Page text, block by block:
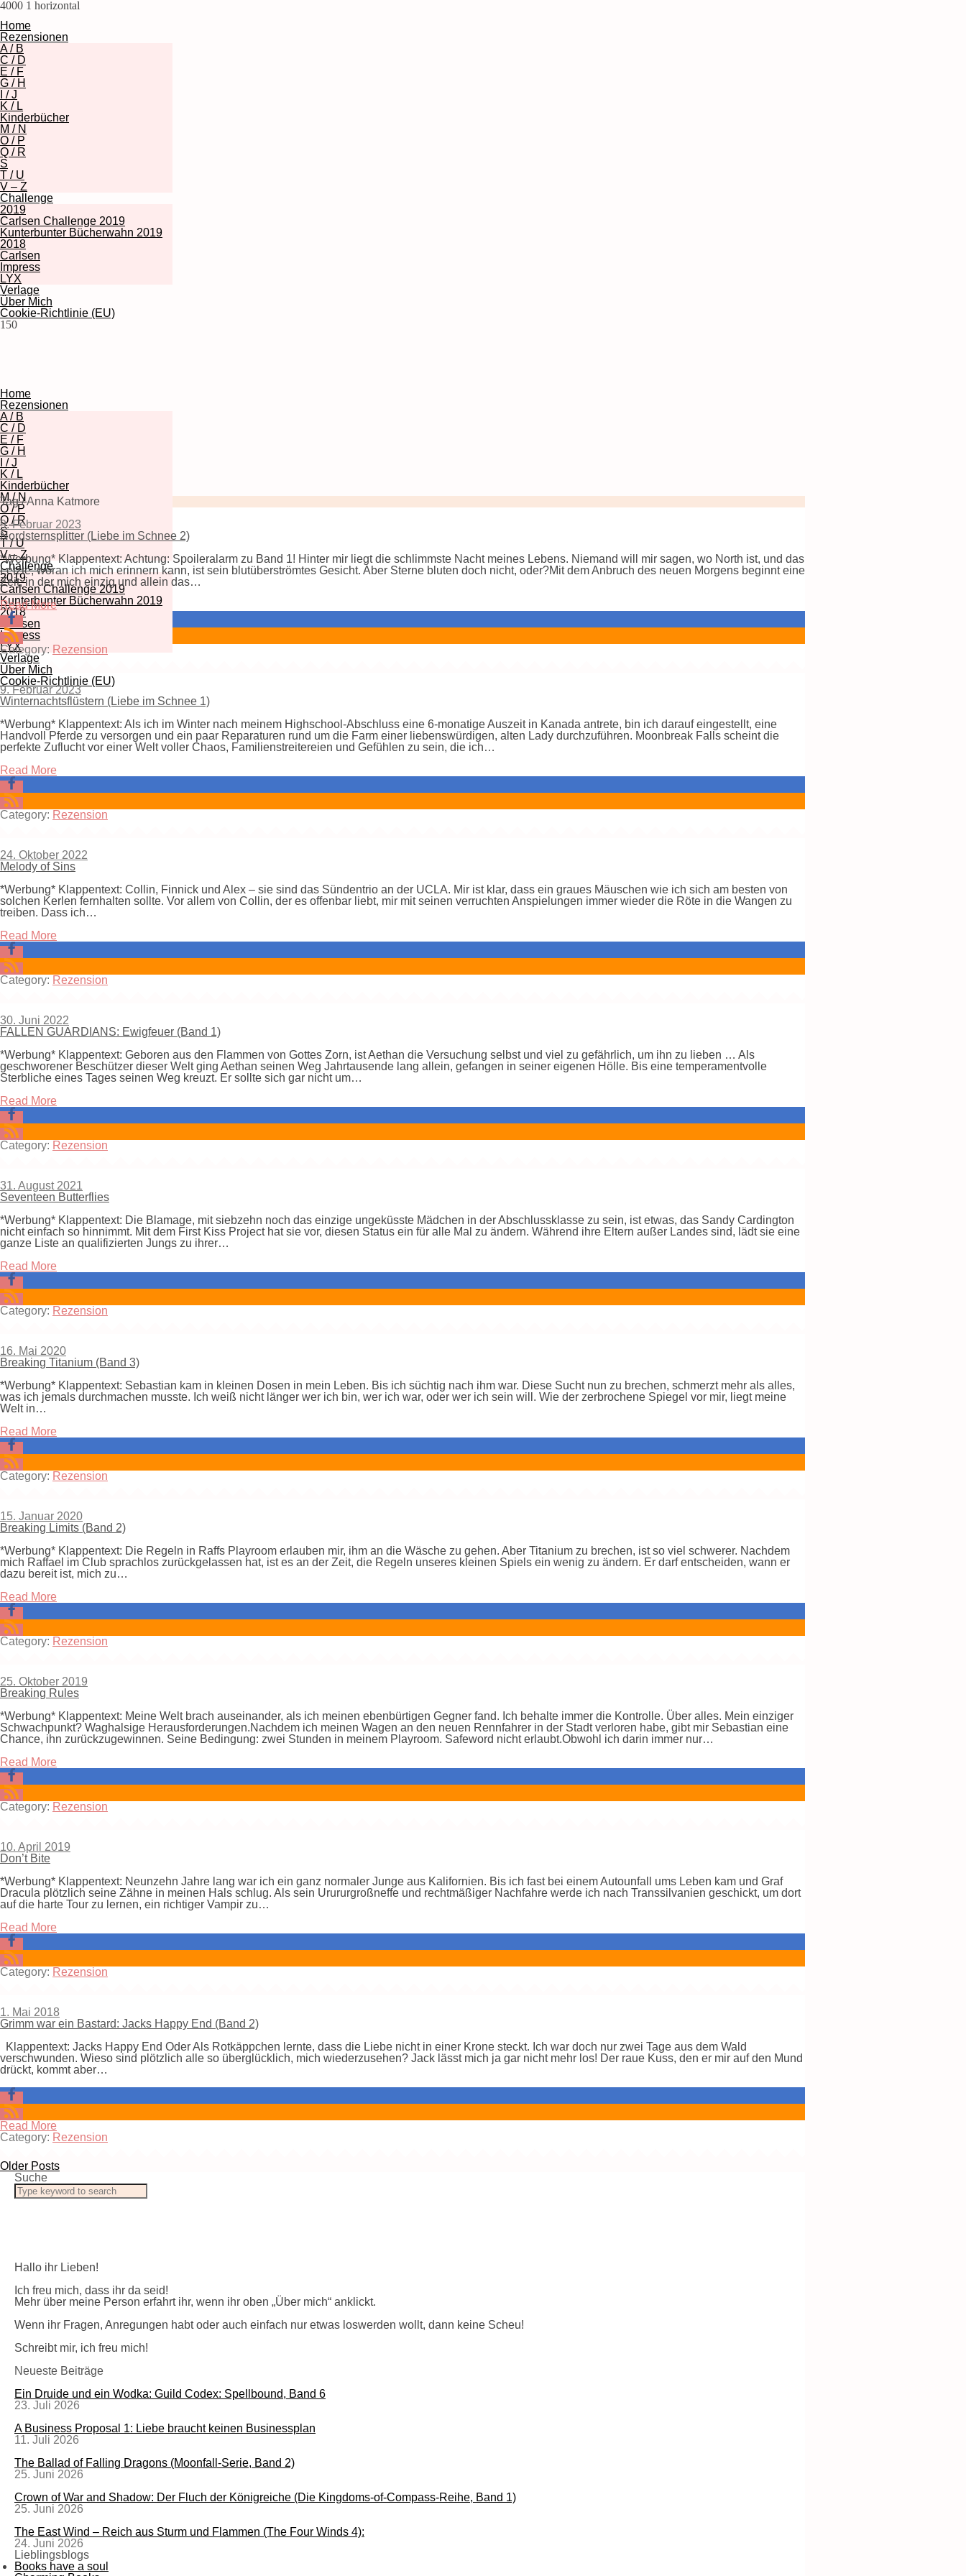
4000 1 horizontal
Home
Rezensionen
A / B
C / D
E / F
G / H
I / J
K / L
Kinderbücher
M / N
O / P
Q / R
S
T / U
V – Z
Challenge
2019
Carlsen Challenge 2019
Kunterbunter Bücherwahn 2019
2018
Carlsen
Impress
LYX
Verlage
Über Mich
Cookie-Richtlinie (EU)
150
Home
Rezensionen
A / B
C / D
E / F
G / H
I / J
K / L
Kinderbücher
M / N
O / P
Q / R
S
T / U
V – Z
Challenge
2019
Carlsen Challenge 2019
Kunterbunter Bücherwahn 2019
2018
Carlsen
Impress
LYX
Verlage
Über Mich
Cookie-Richtlinie (EU)
Tag / Anna Katmore
9. Februar 2023
Nordsternsplitter (Liebe im Schnee 2)
*Werbung* Klappentext: Achtung: Spoileralarm zu Band 1! Hinter mir liegt die schlimmste Nacht meines Lebens. Niemand will mir sagen, wo North ist, und das
Letzte, woran ich mich erinnern kann, ist sein blutüberströmtes Gesicht. Aber Sterne bluten doch nicht, oder?Mit dem Anbruch des neuen Morgens beginnt eine
Zeit, in der mich einzig und allein das…
Read More
Category: Rezension
9. Februar 2023
Winternachtsflüstern (Liebe im Schnee 1)
*Werbung* Klappentext: Als ich im Winter nach meinem Highschool-Abschluss eine 6-monatige Auszeit in Kanada antrete, bin ich darauf eingestellt, eine
Handvoll Pferde zu versorgen und ein paar Reparaturen rund um die Farm einer liebenswürdigen, alten Lady durchzuführen. Moonbreak Falls scheint die
perfekte Zuflucht vor einer Welt voller Chaos, Familienstreitereien und Gefühlen zu sein, die ich…
Read More
Category: Rezension
24. Oktober 2022
Melody of Sins
*Werbung* Klappentext: Collin, Finnick und Alex – sie sind das Sündentrio an der UCLA. Mir ist klar, dass ein graues Mäuschen wie ich sich am besten von
solchen Kerlen fernhalten sollte. Vor allem von Collin, der es offenbar liebt, mir mit seinen verruchten Anspielungen immer wieder die Röte in die Wangen zu
treiben. Dass ich…
Read More
Category: Rezension
30. Juni 2022
FALLEN GUARDIANS: Ewigfeuer (Band 1)
*Werbung* Klappentext: Geboren aus den Flammen von Gottes Zorn, ist Aethan die Versuchung selbst und viel zu gefährlich, um ihn zu lieben … Als
geschworener Beschützer dieser Welt ging Aethan seinen Weg Jahrtausende lang allein, gefangen in seiner eigenen Hölle. Bis eine temperamentvolle
Sterbliche eines Tages seinen Weg kreuzt. Er sollte sich gar nicht um…
Read More
Category: Rezension
31. August 2021
Seventeen Butterflies
*Werbung* Klappentext: Die Blamage, mit siebzehn noch das einzige ungeküsste Mädchen in der Abschlussklasse zu sein, ist etwas, das Sandy Cardington
nicht einfach so hinnimmt. Mit dem First Kiss Project hat sie vor, diesen Status ein für alle Mal zu ändern. Während ihre Eltern außer Landes sind, lädt sie eine
ganze Liste an qualifizierten Jungs zu ihrer…
Read More
Category: Rezension
16. Mai 2020
Breaking Titanium (Band 3)
*Werbung* Klappentext: Sebastian kam in kleinen Dosen in mein Leben. Bis ich süchtig nach ihm war. Diese Sucht nun zu brechen, schmerzt mehr als alles,
was ich jemals durchmachen musste. Ich weiß nicht länger wer ich bin, wer ich war, oder wer ich sein will. Wie der zerbrochene Spiegel vor mir, liegt meine
Welt in…
Read More
Category: Rezension
15. Januar 2020
Breaking Limits (Band 2)
*Werbung* Klappentext: Die Regeln in Raffs Playroom erlauben mir, ihm an die Wäsche zu gehen. Aber Titanium zu brechen, ist so viel schwerer. Nachdem
mich Raffael im Club sprachlos zurückgelassen hat, ist es an der Zeit, die Regeln unseres kleinen Spiels ein wenig zu ändern. Er darf entscheiden, wann er
dazu bereit ist, mich zu…
Read More
Category: Rezension
25. Oktober 2019
Breaking Rules
*Werbung* Klappentext: Meine Welt brach auseinander, als ich meinen ebenbürtigen Gegner fand. Ich behalte immer die Kontrolle. Über alles. Mein einziger
Schwachpunkt? Waghalsige Herausforderungen.Nachdem ich meinen Wagen an den neuen Rennfahrer in der Stadt verloren habe, gibt mir Sebastian eine
Chance, ihn zurückzugewinnen. Seine Bedingung: zwei Stunden in meinem Playroom. Safeword nicht erlaubt.Obwohl ich darin immer nur…
Read More
Category: Rezension
10. April 2019
Don’t Bite
*Werbung* Klappentext: Neunzehn Jahre lang war ich ein ganz normaler Junge aus Kalifornien. Bis ich fast bei einem Autounfall ums Leben kam und Graf
Dracula plötzlich seine Zähne in meinen Hals schlug. Als sein Urururgroßneffe und rechtmäßiger Nachfahre werde ich nach Transsilvanien geschickt, um dort
auf die harte Tour zu lernen, ein richtiger Vampir zu…
Read More
Category: Rezension
1. Mai 2018
Grimm war ein Bastard: Jacks Happy End (Band 2)
Klappentext: Jacks Happy End Oder Als Rotkäppchen lernte, dass die Liebe nicht in einer Krone steckt. Ich war doch nur zwei Tage aus dem Wald
verschwunden. Wieso sind plötzlich alle so überglücklich, mich wiederzusehen? Jack lässt mich ja gar nicht mehr los! Der raue Kuss, den er mir auf den Mund
drückt, kommt aber…
Read More
Category: Rezension
Older Posts
Suche
Hallo ihr Lieben!
Ich freu mich, dass ihr da seid!
Mehr über meine Person erfahrt ihr, wenn ihr oben „Über mich“ anklickt.
Wenn ihr Fragen, Anregungen habt oder auch einfach nur etwas loswerden wollt, dann keine Scheu!
Schreibt mir, ich freu mich!
Neueste Beiträge
Ein Druide und ein Wodka: Guild Codex: Spellbound, Band 6
23. Juli 2026
A Business Proposal 1: Liebe braucht keinen Businessplan
11. Juli 2026
The Ballad of Falling Dragons (Moonfall-Serie, Band 2)
25. Juni 2026
Crown of War and Shadow: Der Fluch der Königreiche (Die Kingdoms-of-Compass-Reihe, Band 1)
25. Juni 2026
The East Wind – Reich aus Sturm und Flammen (The Four Winds 4):
24. Juni 2026
Lieblingsblogs
Books have a soul